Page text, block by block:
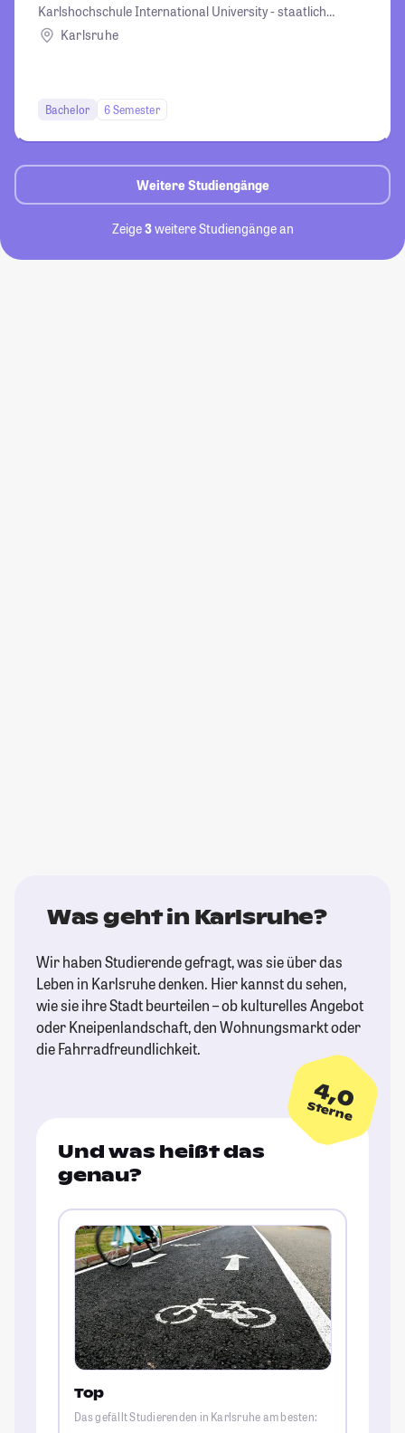
Karlshochschule International University - staatlich
anerkannte Hochschule der Karlshochschule
Karlsruhe
Bachelor 6 Semester
Weitere Studiengänge
Zeige3weitere Studiengänge an
Was geht in Karlsruhe?
Wir haben Studierende gefragt, was sie über das
Leben in Karlsruhe denken. Hier kannst du sehen,
wie sie ihre Stadt beurteilen – ob kulturelles Angebot
oder Kneipenlandschaft, den Wohnungsmarkt oder
die Fahrradfreundlichkeit.
4,0
Sterne
Und was heißt das
genau?
Top
Das gefällt Studierenden in Karlsruhe am besten: